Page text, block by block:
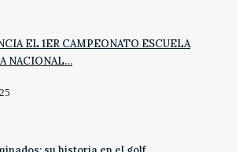
EL 1ER CAMPEONATO ESCUELA
NACIONAL…